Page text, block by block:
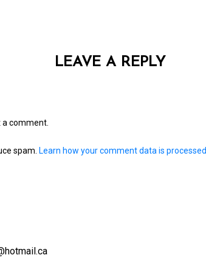
LEAVE A REPLY
comment.
spam. Learn how your comment data is processed.